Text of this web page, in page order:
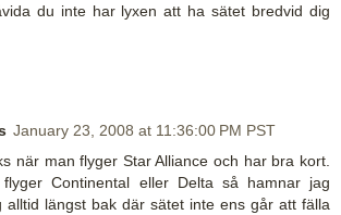
du inte har lyxen att ha sätet bredvid dig
January 23, 2008 at 11:36:00 PM PST
när man flyger Star Alliance och har bra kort.
Continental eller Delta så hamnar jag
alltid längst bak där sätet inte ens går att fälla